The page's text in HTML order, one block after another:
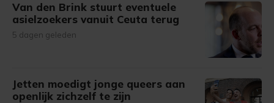
Van den Brink stuurt eventuele
asielzoekers vanuit Ceuta terug
5 dagen geleden
Jetten moedigt jonge queers aan
openlijk zichzelf te zijn